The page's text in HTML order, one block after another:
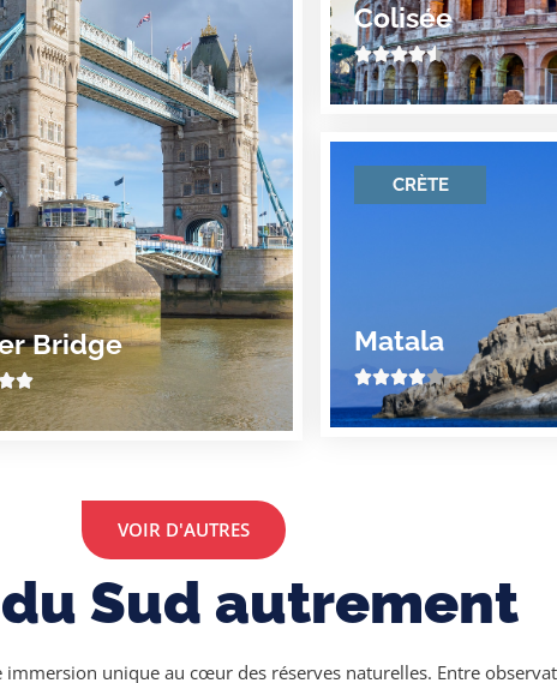
Bridge

Colisée

CRÈTE
Matala

VOIR D'AUTRES
Sud autrement
unique au cœur des réserves naturelles. Entre